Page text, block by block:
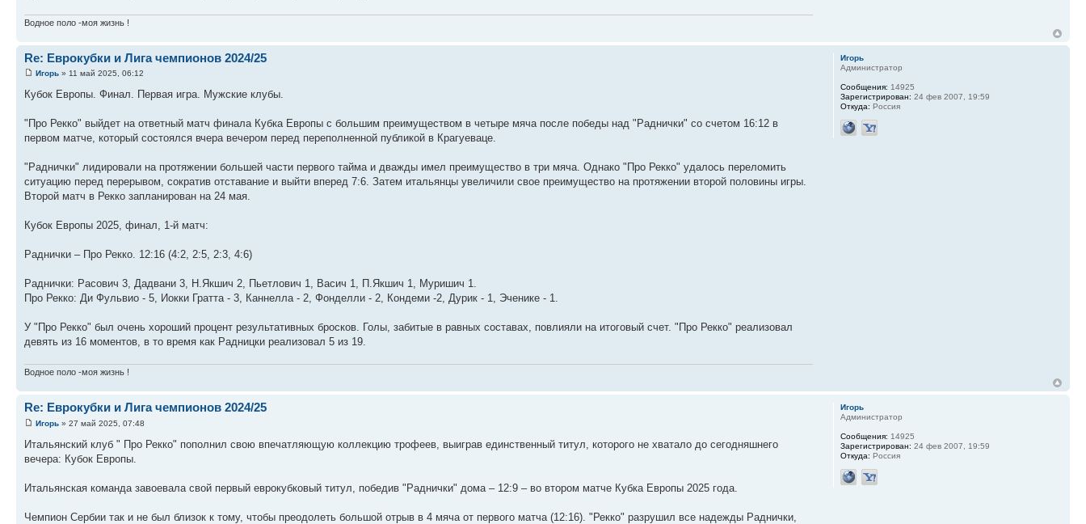
Водное поло -моя жизнь !
Re: Еврокубки и Лига чемпионов 2024/25
Игорь » 11 май 2025, 06:12
Кубок Европы. Финал. Первая игра. Мужские клубы.
"Про Рекко" выйдет на ответный матч финала Кубка Европы с большим преимуществом в четыре мяча после победы над "Раднички" со счетом 16:12 в
первом матче, который состоялся вчера вечером перед переполненной публикой в Крагуеваце.
"Раднички" лидировали на протяжении большей части первого тайма и дважды имел преимущество в три мяча. Однако "Про Рекко" удалось переломить
ситуацию перед перерывом, сократив отставание и выйти вперед 7:6. Затем итальянцы увеличили свое преимущество на протяжении второй половины игры.
Второй матч в Рекко запланирован на 24 мая.
Кубок Европы 2025, финал, 1-й матч:
Раднички – Про Рекко. 12:16 (4:2, 2:5, 2:3, 4:6)
Раднички: Расович 3, Дадвани 3, Н.Якшич 2, Пьетлович 1, Васич 1, П.Якшич 1, Муришич 1.
Про Рекко: Ди Фульвио - 5, Иокки Гратта - 3, Каннелла - 2, Фонделли - 2, Кондеми -2, Дурик - 1, Эченике - 1.
У "Про Рекко" был очень хороший процент результативных бросков. Голы, забитые в равных составах, повлияли на итоговый счет. "Про Рекко" реализовал
девять из 16 моментов, в то время как Радницки реализовал 5 из 19.
Водное поло -моя жизнь !
Игорь
Администратор
Сообщения: 14925
Зарегистрирован: 24 фев 2007, 19:59
Откуда: Россия
Re: Еврокубки и Лига чемпионов 2024/25
Игорь » 27 май 2025, 07:48
Итальянский клуб " Про Рекко" пополнил свою впечатляющую коллекцию трофеев, выиграв единственный титул, которого не хватало до сегодняшнего
вечера: Кубок Европы.
Итальянская команда завоевала свой первый еврокубковый титул, победив "Раднички" дома – 12:9 – во втором матче Кубка Европы 2025 года.
Чемпион Сербии так и не был близок к тому, чтобы преодолеть большой отрыв в 4 мяча от первого матча (12:16). "Рекко" разрушил все надежды Раднички,
Игорь
Администратор
Сообщения: 14925
Зарегистрирован: 24 фев 2007, 19:59
Откуда: Россия